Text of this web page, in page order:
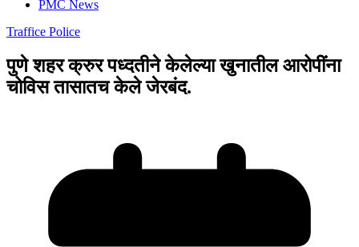
PMC News
Traffice Police
पुणे शहर क्रुर पध्दतीने केलेल्या खुनातील आरोपींना
चोविस तासातच केले जेरबंद.